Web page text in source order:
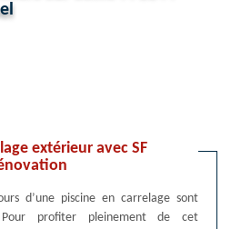
extérieur avec SF
d’une piscine en carrelage sont
Pour profiter pleinement de cet